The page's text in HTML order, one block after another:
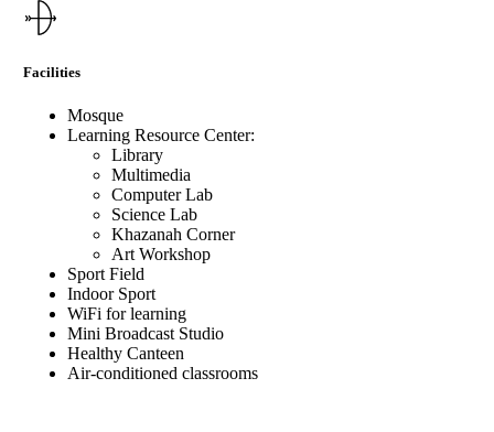
Facilities
Mosque
Learning Resource Center:
Library
Multimedia
Computer Lab
Science Lab
Khazanah Corner
Art Workshop
Sport Field
Indoor Sport
WiFi for learning
Mini Broadcast Studio
Healthy Canteen
Air-conditioned classrooms